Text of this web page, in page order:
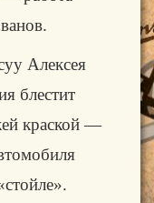
Алексея
блестит
краской —